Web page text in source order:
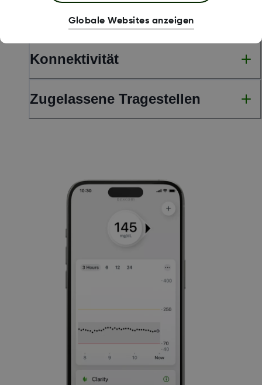
Warnungen
Konnektivität
Zugelassene Tragestellen
Globale Websites anzeigen